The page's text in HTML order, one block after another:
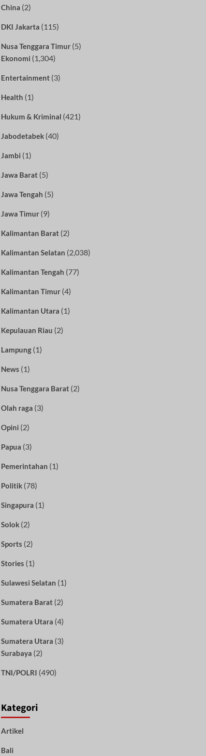
China (2)
DKI Jakarta (115)
Nusa Tenggara Timur(5)
Ekonomi (1,304)
Entertainment(3)
Health (1)
Hukum & Kriminal (421)
Jabodetabek(40)
Jambi (1)
Jawa Barat(5)
Jawa Tengah (5)
Jawa Timur(9)
Kalimantan Barat(2)
Kalimantan Selatan (2,038)
Kalimantan Tengah (77)
Kalimantan Timur(4)
Kalimantan Utara (1)
Kepulauan Riau (2)
Lampung(1)
News (1)
Nusa Tenggara Barat(2)
Olah raga (3)
Opini (2)
Papua (3)
Pemerintahan (1)
Politik(78)
Singapura (1)
Solok(2)
Sports (2)
Stories (1)
Sulawesi Selatan (1)
Sumatera Barat(2)
Sumatera Utara (4)
Sumatera Utara (3)
Surabaya (2)
TNI/POLRI (490)
Kategori
Artikel
Bali